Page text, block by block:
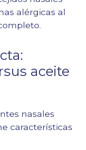
alérgicas al
aceite
nasales
características